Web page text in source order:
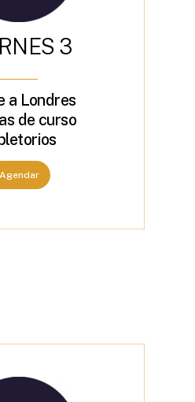
RN ES 3
a Londres
de curso
Agendar